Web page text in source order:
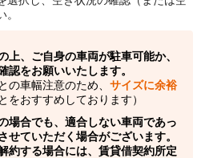
上、ご自身の車両が駐車可能か、
認をお願いいたします。
の車幅注意のため、 サイズに余裕
をおすすめしております）
場合でも、適合しない車両であっ
せていただく場合がございます。
約する場合には、賃貸借契約所定